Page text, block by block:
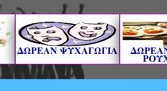
ΔΩΡΕΑΝ ΨΥΧΑΓΩΓΙΑ